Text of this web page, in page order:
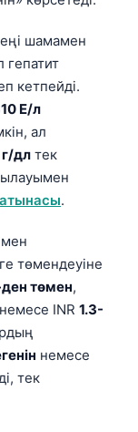
шамамен
гепатит
кетпейді.
Е/л
ал
дл тек
.
төмендеуіне
төмен,
INR 1.3-
немесе
тек